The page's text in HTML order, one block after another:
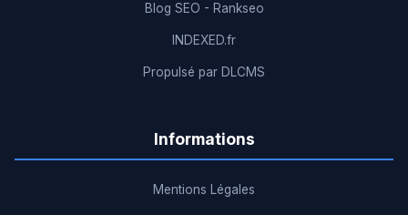
Blog SEO - Rankseo
INDEXED.fr
Propulsé par DLCMS
Informations
Mentions Légales